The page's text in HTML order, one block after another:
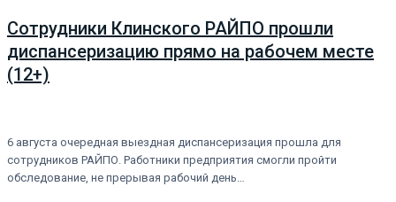
Сотрудники Клинского РАЙПО прошли
диспансеризацию прямо на рабочем месте
(12+)
6 августа очередная выездная диспансеризация прошла для
сотрудников РАЙПО. Работники предприятия смогли пройти
обследование, не прерывая рабочий день…